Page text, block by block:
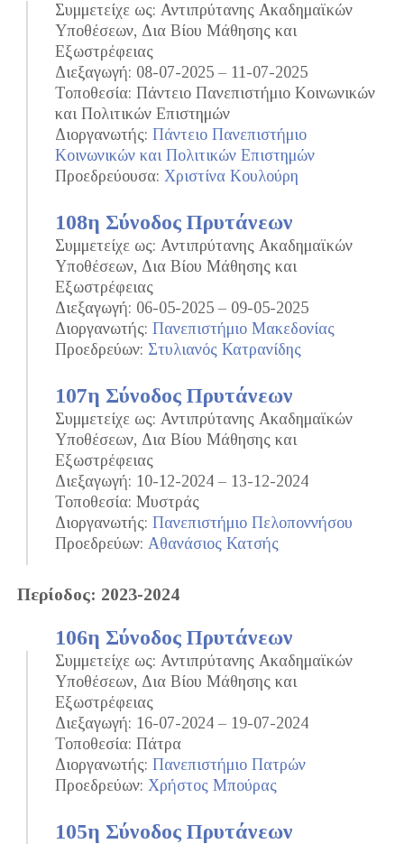
Συμμετείχε ως: Αντιπρύτανης Ακαδημαϊκών
Υποθέσεων, Δια Βίου Μάθησης και
Εξωστρέφειας
Διεξαγωγή: 08-07-2025 – 11-07-2025
Τοποθεσία: Πάντειο Πανεπιστήμιο Κοινωνικών
και Πολιτικών Επιστημών
Διοργανωτής: Πάντειο Πανεπιστήμιο
Κοινωνικών και Πολιτικών Επιστημών
Προεδρεύουσα: Χριστίνα Κουλούρη
108η Σύνοδος Πρυτάνεων
Συμμετείχε ως: Αντιπρύτανης Ακαδημαϊκών
Υποθέσεων, Δια Βίου Μάθησης και
Εξωστρέφειας
Διεξαγωγή: 06-05-2025 – 09-05-2025
Διοργανωτής: Πανεπιστήμιο Μακεδονίας
Προεδρεύων: Στυλιανός Κατρανίδης
107η Σύνοδος Πρυτάνεων
Συμμετείχε ως: Αντιπρύτανης Ακαδημαϊκών
Υποθέσεων, Δια Βίου Μάθησης και
Εξωστρέφειας
Διεξαγωγή: 10-12-2024 – 13-12-2024
Τοποθεσία: Μυστράς
Διοργανωτής: Πανεπιστήμιο Πελοποννήσου
Προεδρεύων: Αθανάσιος Κατσής
Περίοδος: 2023-2024
106η Σύνοδος Πρυτάνεων
Συμμετείχε ως: Αντιπρύτανης Ακαδημαϊκών
Υποθέσεων, Δια Βίου Μάθησης και
Εξωστρέφειας
Διεξαγωγή: 16-07-2024 – 19-07-2024
Τοποθεσία: Πάτρα
Διοργανωτής: Πανεπιστήμιο Πατρών
Προεδρεύων: Χρήστος Μπούρας
105η Σύνοδος Πρυτάνεων